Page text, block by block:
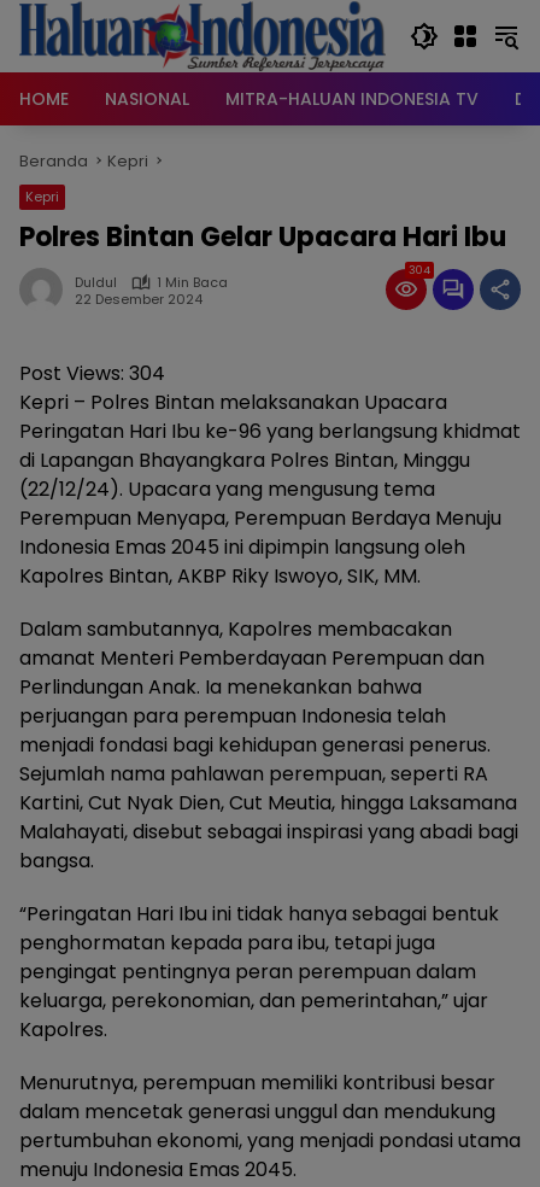
Langsung
konten
HOME
NASIONAL MITRA-HALUAN INDONESIA TV
Beranda Kepri
Kepri
Polres Bintan Gelar Upacara Hari Ibu
Duldul
1 Min Baca
22 Desember 2024
304
Post Views: 304
Kepri – Polres Bintan melaksanakan Upacara
Peringatan Hari Ibu ke-96 yang berlangsung khidmat
di Lapangan Bhayangkara Polres Bintan, Minggu
(22/12/24). Upacara yang mengusung tema
Perempuan Menyapa, Perempuan Berdaya Menuju
Indonesia Emas 2045 ini dipimpin langsung oleh
Kapolres Bintan, AKBP Riky Iswoyo, SIK, MM.
Dalam sambutannya, Kapolres membacakan
amanat Menteri Pemberdayaan Perempuan dan
Perlindungan Anak. Ia menekankan bahwa
perjuangan para perempuan Indonesia telah
menjadi fondasi bagi kehidupan generasi penerus.
Sejumlah nama pahlawan perempuan, seperti RA
Kartini, Cut Nyak Dien, Cut Meutia, hingga Laksamana
Malahayati, disebut sebagai inspirasi yang abadi bagi
bangsa.
“Peringatan Hari Ibu ini tidak hanya sebagai bentuk
penghormatan kepada para ibu, tetapi juga
pengingat pentingnya peran perempuan dalam
keluarga, perekonomian, dan pemerintahan,” ujar
Kapolres.
Menurutnya, perempuan memiliki kontribusi besar
dalam mencetak generasi unggul dan mendukung
pertumbuhan ekonomi, yang menjadi pondasi utama
menuju Indonesia Emas 2045.